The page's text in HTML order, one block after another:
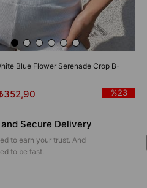
Blue Flower Serenade Crop B-
%23
Secure Delivery
to earn your trust. And
to be fast.